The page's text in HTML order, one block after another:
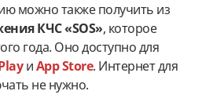
можно также получить из
КЧС «SOS», которое
года. Оно доступно для
иApp Store. Интернет для
не нужно.